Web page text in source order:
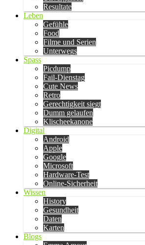
Resultate
Leben
Gefühle
Food
Filme und Serien
Unterwegs
Spass
Picdump
Fail-Dienstag
Cute News
Retro
Gerechtigkeit siegt
Dumm gelaufen
Klischeekanone
Digital
Android
Apple
Google
Microsoft
Hardware-Test
Online-Sicherheit
Wissen
History
Gesundheit
Daten
Karten
Blogs